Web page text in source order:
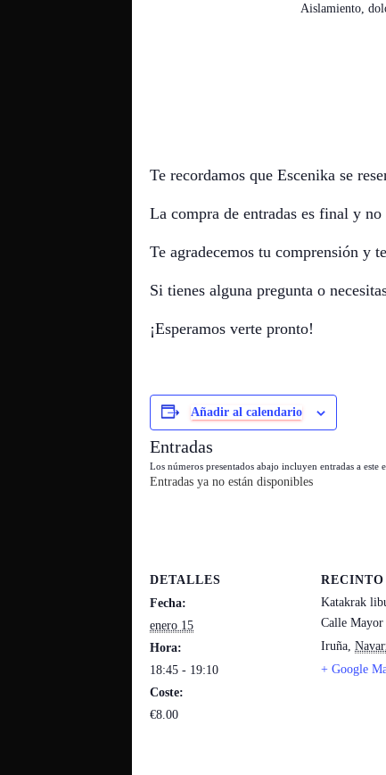
Aislamiento,
Te recordamos que Escenika se
La compra de entradas es final y
Te agradecemos tu comprensión y
Si tienes alguna pregunta o
¡Esperamos verte pronto!
Añadir al calendario
DETALLES
Fecha:
enero 15
Hora:
18:45 - 19:10
Coste:
€8.00
RECINTO
Katakrak
Calle Mayor
Iruña,
+ Google
Entradas
Los números presentados abajo incluyen entradas a
Entradas ya no están disponibles